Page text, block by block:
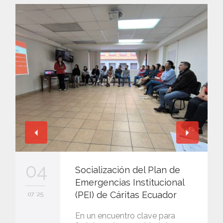
04
07 '25
Socialización del Plan de
Emergencias Institucional
(PEI) de Cáritas Ecuador
En un encuentro clave para